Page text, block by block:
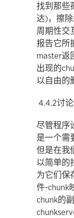
找到那些
达)，擦
周期性交
报告它所
master返
出现的
以自由的
4.4.2讨论
尽管程序
是一个需
但是在我
以简单的
为它们保
件-chunk
chunk的